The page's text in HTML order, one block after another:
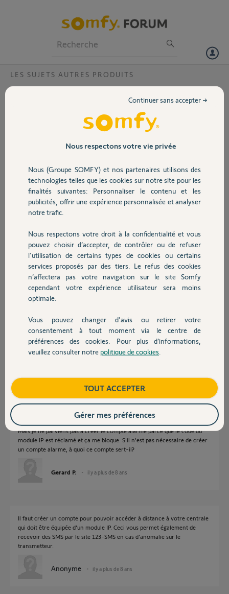
Volet
Sécurité
Domotique
Chauffage
Autres produits
Devis avec un pro
Contact
LES SUJETS AUTRES PRODUITS
J'utilise ma centrale Protexiom 600 depuis 4 ans avec satisfaction. Je
souhaite à présent créé un compte pour pouvoir recevoir des alertes
téléphoniques. Je ne trouve pas le code du module IP, il n'apparaît pas
déjà créer un compte?
Merci de votre attention.
Gerard P.
il y a plus de 8 ans
Participer au fil de discussion
Réponses
Pour recevoir les alertes téléphoniques, il n'est nul besoin de créer un
compte.
Quel est le problème ?
Je pensais que pour recevoir des alertes il fallait créer un compte alarme.
Mais je ne parviens pas à créer le compte alarme parce que le code du
module IP est réclamé et ça me bloque. S'il n'est pas nécessaire de créer
un compte alarme, à quoi ce compte sert-il?
Gerard P. il y a plus de 8 ans
Il faut créer un compte pour pouvoir accéder à distance à votre centrale
qui doit être équipée d'un module IP. Ceci vous permet également de
recevoir des SMS par le site 123-SMS en cas d'anomalie sur le
transmetteur.
Anonyme il y a plus de 8 ans
Nous respectons votre vie privée
Nous (Groupe SOMFY) et nos partenaires utilisons des
technologies telles que les cookies sur notre site pour les
finalités suivantes: Personnaliser le contenu et les
publicités, offrir une expérience personnalisée et analyser
notre trafic.
Nous respectons votre droit à la confidentialité et vous
pouvez choisir d’accepter, de contrôler ou de refuser
l'utilisation de certains types de cookies ou certains
services proposés par des tiers. Le refus des cookies
n’affectera pas votre navigation sur le site Somfy
cependant votre expérience utilisateur sera moins
optimale.
Vous pouvez changer d'avis ou retirer votre
consentement à tout moment via le centre de
préférences des cookies. Pour plus d’informations,
veuillez consulter notre politique de cookies
Continuer sans accepter →
TOUT ACCEPTER
Gérer mes préférences